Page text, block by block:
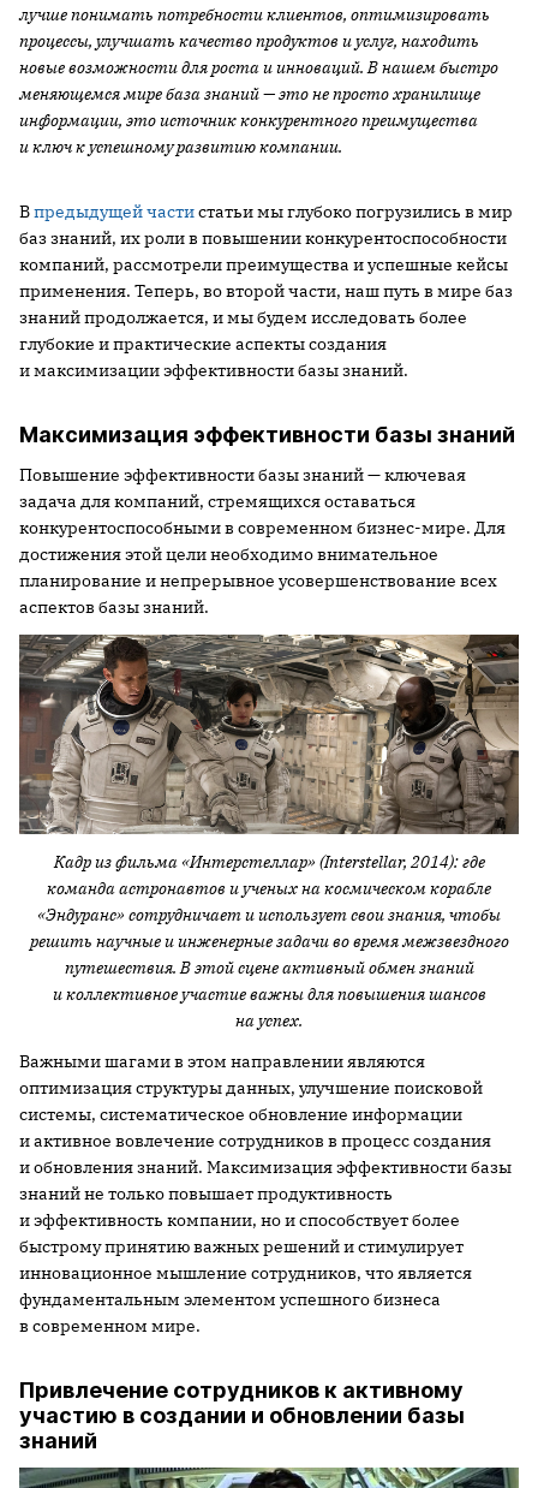
лучше понимать потребности клиентов, оптимизировать
процессы, улучшать качество продуктов и услуг, находить
новые возможности для роста и инноваций. В нашем быстро
меняющемся мире база знаний — это не просто хранилище
информации, это источник конкурентного преимущества
и ключ к успешному развитию компании.
Впредыдущей частистатьи мы глубоко погрузились в мир
баз знаний, их роли в повышении конкурентоспособности
компаний, рассмотрели преимущества и успешные кейсы
применения. Теперь, во второй части, наш путь в мире баз
знаний продолжается, и мы будем исследовать более
глубокие и практические аспекты создания
и максимизации эффективности базы знаний.
Максимизация эффективности базы знаний
Повышение эффективности базы знаний — ключевая
задача для компаний, стремящихся оставаться
конкурентоспособными в современном бизнес-мире. Для
достижения этой цели необходимо внимательное
планирование и непрерывное усовершенствование всех
аспектов базы знаний.
Кадр из фильма «Интерстеллар» (Interstellar, 2014): где
команда астронавтов и ученых на космическом корабле
«Эндуранс» сотрудничает и использует свои знания, чтобы
решить научные и инженерные задачи во время межзвездного
путешествия. В этой сцене активный обмен знаний
и коллективное участие важны для повышения шансов
на успех.
Важными шагами в этом направлении являются
оптимизация структуры данных, улучшение поисковой
системы, систематическое обновление информации
и активное вовлечение сотрудников в процесс создания
и обновления знаний. Максимизация эффективности базы
знаний не только повышает продуктивность
и эффективность компании, но и способствует более
быстрому принятию важных решений и стимулирует
инновационное мышление сотрудников, что является
фундаментальным элементом успешного бизнеса
в современном мире.
Привлечение сотрудников к активному
участию в создании и обновлении базы
знаний